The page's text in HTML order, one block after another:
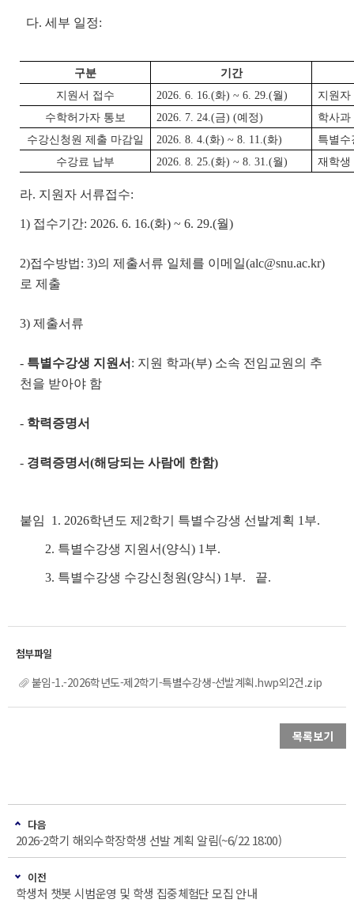
다. 세부 일정:
구분
기간
지원서 접수
2026. 6. 16.(화) ~ 6. 29.(월)
지원
수학허가자 통보
2026. 7. 24.(금) (예정)
학사
수강신청원 제출 마감일
2026. 8. 4.(화) ~ 8. 11.(화)
특별
수강료 납부
2026. 8. 25.(화) ~ 8. 31.(월) 재학생
라. 지원자 서류접수:
1) 접수기간: 2026. 6. 16.(화) ~ 6. 29.(월)
2)접수방법: 3)의 제출서류 일체를 이메일(alc@snu.ac.kr)
로 제출
3) 제출서류
- 특별수강생 지원서 : 지원 학과(부) 소속 전임교원의 추
천을 받아야 함
- 학력증명서
- 경력증명서(해당되는 사람에 한함)
붙임 1. 2026학년도 제2학기 특별수강생 선발계획 1부.
2. 특별수강생 지원서(양식) 1부.
3. 특별수강생 수강신청원(양식) 1부. 끝.
붙임-1.-2026학년도-제2학기-특별수강생-선발계획.hwp외2건.zip
목록보기
다음
2026-2학기 해외수학장학생 선발 계획 알림(~6/22 18:00)
이전
학생처 챗봇 시범운영 및 학생 집중체험단 모집 안내